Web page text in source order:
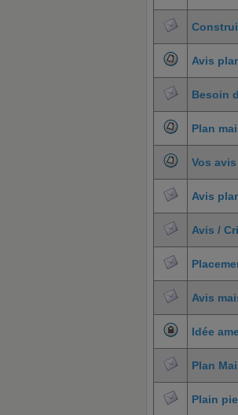
Avis
Besoin
Plan
Vos
Avis
Avis /
Avis
Idée
Plan
Plain